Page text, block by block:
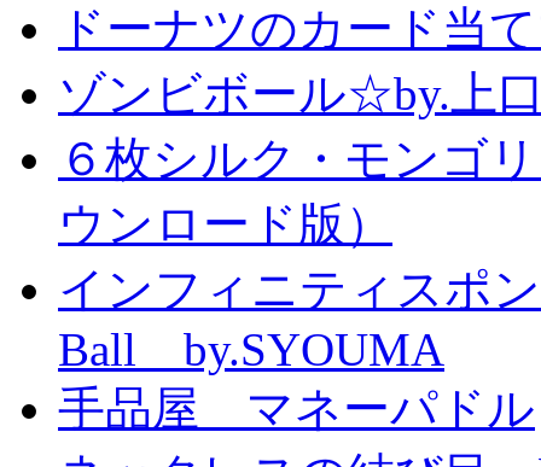
ドーナツのカード当
ゾンビボール☆by.上
６枚シルク・モンゴ
ウンロード版）
インフィニティスポ
Ball by.SYOUMA
手品屋 マネーパドル